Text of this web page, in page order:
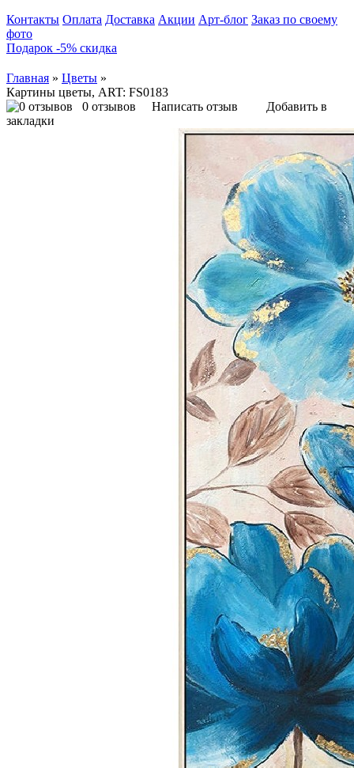
Контакты Оплата Доставка Акции Арт-блог Заказ по своему
фото
Подарок -5% скидка
Главная » Цветы »
Картины цветы, ART: FS0183
0 отзывов
Написать отзыв
Добавить в
закладки